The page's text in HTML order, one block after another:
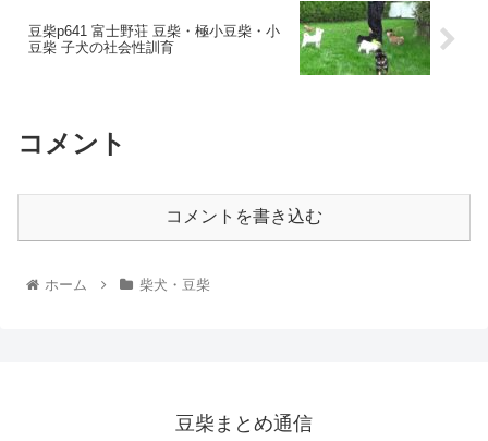
豆柴p641 富士野荘 豆柴・極小豆柴・小
豆柴 子犬の社会性訓育
コメント
コメントを書き込む
ホーム 柴犬・豆柴
豆柴まとめ通信